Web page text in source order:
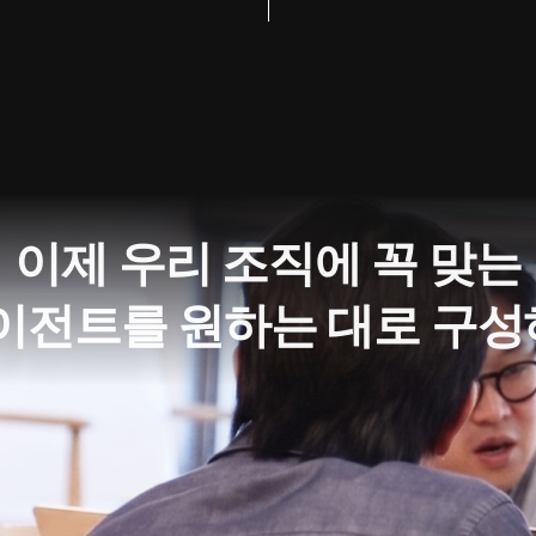
이제 우리 조직에 꼭 맞는
전트를 원하는 대로 구